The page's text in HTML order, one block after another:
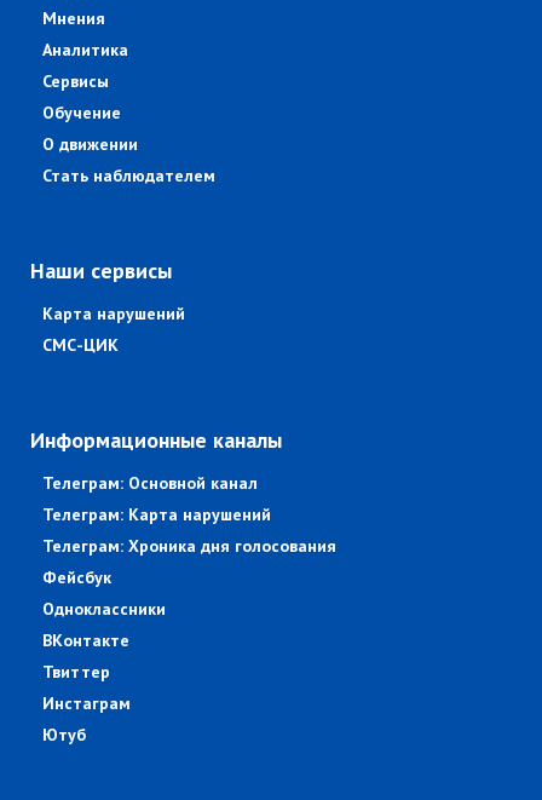
Мнения
Аналитика
Сервисы
Обучение
О движении
Стать наблюдателем
Наши сервисы
Карта нарушений
СМС-ЦИК
Информационные каналы
Телеграм: Основной канал
Телеграм: Карта нарушений
Телеграм: Хроника дня голосования
Фейсбук
Одноклассники
ВКонтакте
Твиттер
Инстаграм
Ютуб